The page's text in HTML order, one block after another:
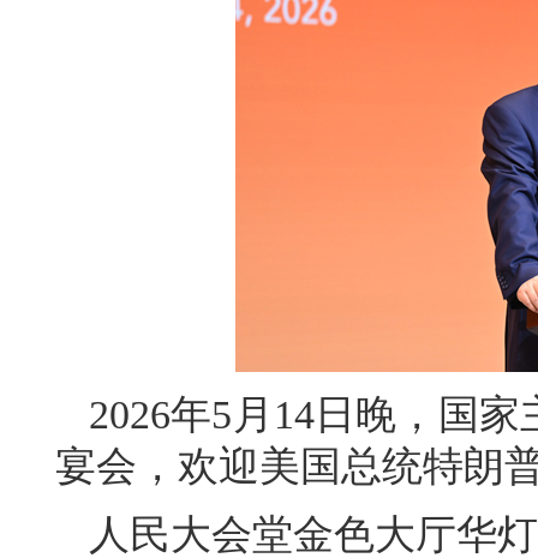
2026年5月14日晚，国
宴会，欢迎美国总统特朗
人民大会堂金色大厅华